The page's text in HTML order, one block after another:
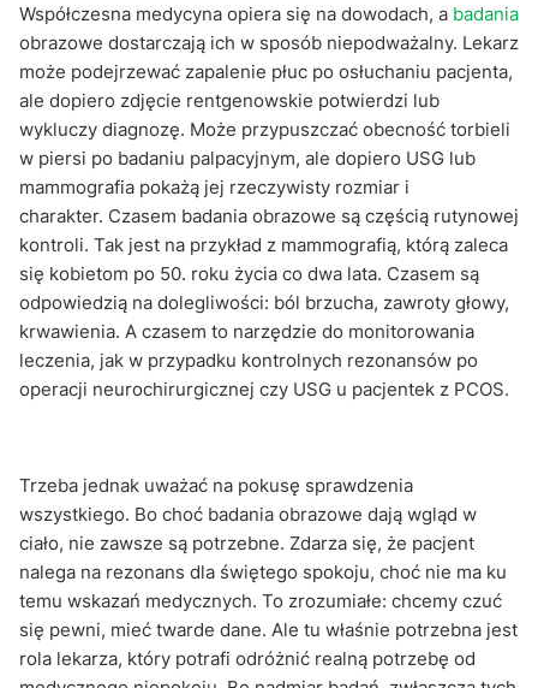
Współczesna medycyna opiera się na dowodach, a badania
obrazowe dostarczają ich w sposób niepodważalny. Lekarz
może podejrzewać zapalenie płuc po osłuchaniu pacjenta,
ale dopiero zdjęcie rentgenowskie potwierdzi lub
wykluczy diagnozę. Może przypuszczać obecność torbieli
w piersi po badaniu palpacyjnym, ale dopiero USG lub
mammografia pokażą jej rzeczywisty rozmiar i
charakter. Czasem badania obrazowe są częścią rutynowej
kontroli. Tak jest na przykład z mammografią, którą zaleca
się kobietom po 50. roku życia co dwa lata. Czasem są
odpowiedzią na dolegliwości: ból brzucha, zawroty głowy,
krwawienia. A czasem to narzędzie do monitorowania
leczenia, jak w przypadku kontrolnych rezonansów po
operacji neurochirurgicznej czy USG u pacjentek z PCOS.
Trzeba jednak uważać na pokusę sprawdzenia
wszystkiego. Bo choć badania obrazowe dają wgląd w
ciało, nie zawsze są potrzebne. Zdarza się, że pacjent
nalega na rezonans dla świętego spokoju, choć nie ma ku
temu wskazań medycznych. To zrozumiałe: chcemy czuć
się pewni, mieć twarde dane. Ale tu właśnie potrzebna jest
rola lekarza, który potrafi odróżnić realną potrzebę od